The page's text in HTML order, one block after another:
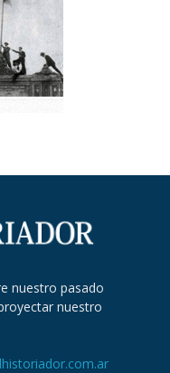
nuestro pasado
nuestro